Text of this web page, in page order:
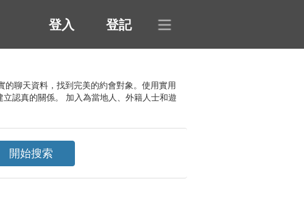
登入 登記
聊天資料，找到完美的約會對象。使用實用
認真的關係。 加入為當地人、外籍人士和遊